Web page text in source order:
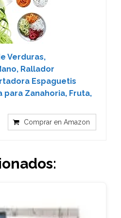
Verduras,
Rallador
Espaguetis
para Zanahoria, Fruta,
Comprar en Amazon